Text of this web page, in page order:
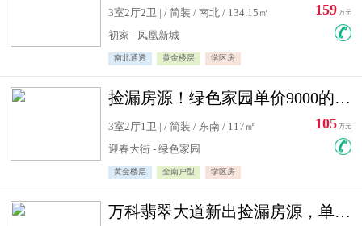
3室2厅2卫 | / 简装 / 南北 / 134.15㎡
初家 - 凤凰新城
南北通透 黄金楼层 学区房
159 万元
捡漏房源！绿色家园单价9000的大三居，实验小学永明双学区
3室2厅1卫 | / 简装 / 东南 / 117㎡
迎春大街 - 绿色家园
黄金楼层 全南户型 学区房
105 万元
万科翡翠大道新出捡漏房源，单价10500精装修